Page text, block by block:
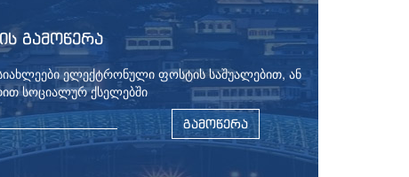
ᲒᲐᲛᲝᲬᲔᲠᲐ
ელექტრონული ფოსტის საშუალებით, ან
სოციალურ ქსელებში
ᲒᲐᲛᲝᲬᲔᲠᲐ